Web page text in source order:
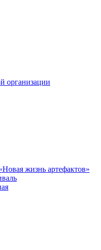
организации
жизнь артефактов»